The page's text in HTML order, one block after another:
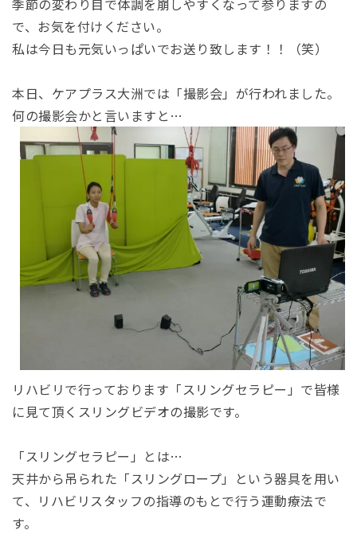
お問い合わせ
で、お気を付けください。
私は今日も元気いっぱいでお送り致します！！（笑）
本日、ケアプラス大洲では「撮影会」が行われました。
何の撮影会かと言いますと…
リハビリで行っております「スリングセラピー」で皆様
に見て頂くスリングビデオの撮影です。
「スリングセラピー」とは…
天井から吊られた「スリングロープ」という器具を用い
て、リハビリスタッフの指導のもとで行う運動療法で
す。